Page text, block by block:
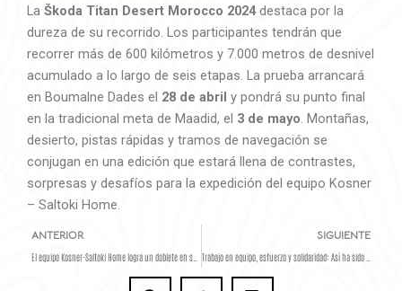
La Škoda Titan Desert Morocco 2024destaca por la
dureza de su recorrido. Los participantes tendrán que
recorrer más de 600 kilómetros y 7.000 metros de desnivel
acumulado a lo largo de seis etapas. La prueba arrancará
en Boumalne Dades el 28 de abril y pondrá su punto final
en la tradicional meta de Maadid, el 3 de mayo. Montañas,
desierto, pistas rápidas y tramos de navegación se
conjugan en una edición que estará llena de contrastes,
sorpresas y desafíos para la expedición del equipo Kosner
– Saltoki Home.
Ant
ANTERIOR SIGUIENTE